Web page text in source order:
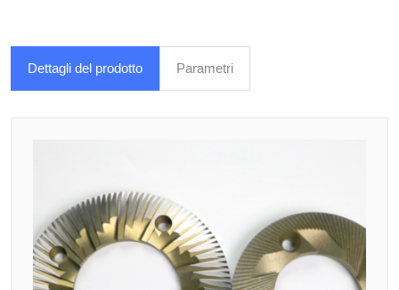
Dettagli del prodotto Parametri